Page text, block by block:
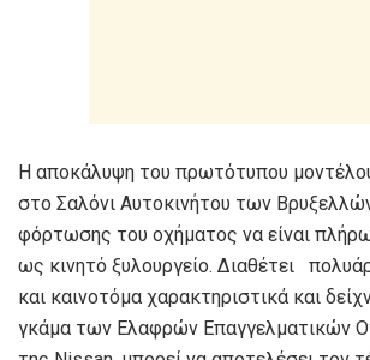
Η αποκάλυψη του πρωτότυπου
στο Σαλόνι Αυτοκινήτου των
φόρτωσης του οχήματος να είναι
ως κινητό ξυλουργείο. Διαθέτει
και καινοτόμα χαρακτηριστικά και
γκάμα των Ελαφρών Επαγγελματικών